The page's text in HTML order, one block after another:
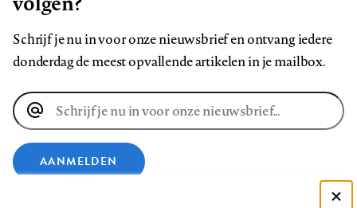
Schrijf je nu in voor onze nieuwsbrief en ontvang iedere
donderdag de meest opvallende artikelen in je mailbox.
E-
mailadres
AANMELDEN